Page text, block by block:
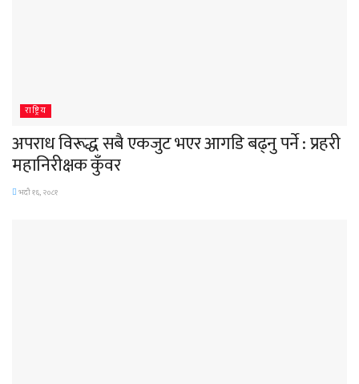
राष्ट्रिय
अपराध विरूद्ध सबै एकजुट भएर आगडि बढ्नु पर्ने : प्रहरी
महानिरीक्षक कुँवर
भदौ १६, २०८१